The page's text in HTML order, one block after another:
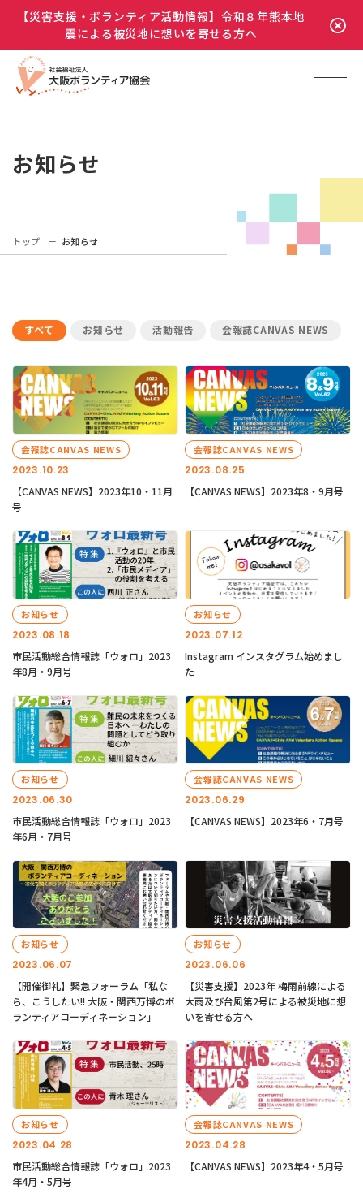
【災害支援・ボランティア活動情報】令和８年熊本地
震による被災地に想いを寄せる方へ
お知らせ
トップ お知らせ
すべて お知らせ 活動報告 会報誌CANVAS NEWS
2023.10.23
会報誌CANVAS NEWS
【CANVAS NEWS】2023年10・11月
号
2023.08.25
会報誌CANVAS NEWS
【CANVAS NEWS】2023年8・9月号
2023.08.18
お知らせ
市民活動総合情報誌「ウォロ」2023
年8月・9月号
2023.07.12
お知らせ
Instagram インスタグラム始めまし
た
2023.06.30
お知らせ
市民活動総合情報誌「ウォロ」2023
年6月・7月号
2023.06.29
会報誌CANVAS NEWS
【CANVAS NEWS】2023年6・7月号
2023.06.07
お知らせ
【開催御礼】緊急フォーラム「私な
ら、こうしたい!! 大阪・関西万博のボ
ランティアコーディネーション」
2023.06.06
お知らせ
【災害支援】2023年 梅雨前線による
大雨及び台風第2号による被災地に想
いを寄せる方へ
2023.04.28
お知らせ
市民活動総合情報誌「ウォロ」2023
年4月・5月号
2023.04.28
会報誌CANVAS NEWS
【CANVAS NEWS】2023年4・5月号